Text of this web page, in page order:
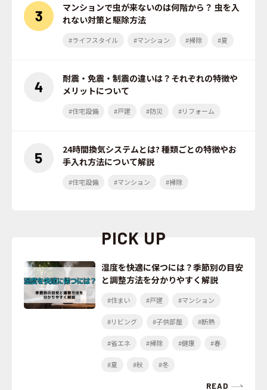
マンションで虫が来ないのは何階から？ 虫を入
れない対策と駆除方法
#ライフスタイル #マンション #掃除 #夏
耐震・免震・制震の違いは？それぞれの特徴や
メリットについて
#住宅設備 #戸建 #防災 #リフォーム
24時間換気システムとは? 種類ごとの特徴やお
手入れ方法について解説
#住宅設備 #マンション #掃除
PICK UP
湿度を快適に保つには？季節別の目安
と調整方法を分かりやすく解説
#住まい #戸建 #マンション
#リビング #子供部屋 #断熱
#省エネ #掃除 #健康 #春
#夏 #秋 #冬
READ